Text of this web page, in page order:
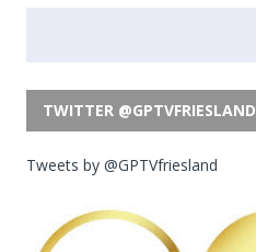
TWITTER @GPTVFRIESLAND
Tweets by @GPTVfriesland